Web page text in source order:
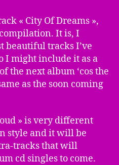
« City Of Dreams »,
It is, I
beautiful tracks I’ve
I might include it as a
the next album ‘cos the
as the soon coming
» is very different
style and it will be
tracks that will
cd singles to come.